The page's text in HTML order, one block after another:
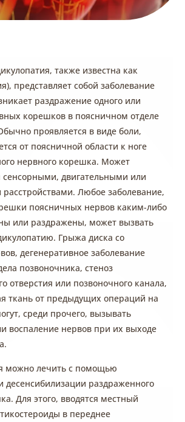
также известна как
представляет собой заболевание
раздражение одного или
корешков в поясничном отделе
проявляется в виде боли,
от поясничной области к ноге
нервного корешка. Может
сенсорными, двигательными или
Любое заболевание,
поясничных нервов каким-либо
или раздражены, может вызвать
Грыжа диска со
дегенеративное заболевание
позвоночника, стеноз
отверстия или позвоночного канала,
ткань от предыдущих операций на
среди прочего, вызывать
воспаление нервов при их выходе
можно лечить с помощью
десенсибилизации раздраженного
Для этого, вводятся местный
в переднее